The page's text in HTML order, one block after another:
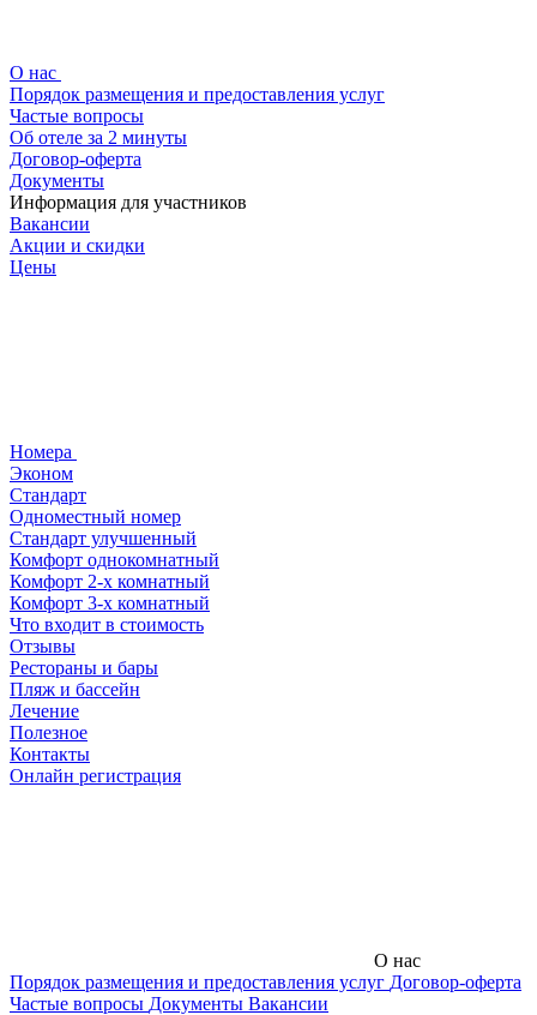
О нас
Порядок размещения и предоставления услуг
Частые вопросы
Об отеле за 2 минуты
Договор-оферта
Документы
Информация для участников
Вакансии
Акции и скидки
Цены
Номера
Эконом
Стандарт
Одноместный номер
Стандарт улучшенный
Комфорт однокомнатный
Комфорт 2-х комнатный
Комфорт 3-х комнатный
Что входит в стоимость
Отзывы
Рестораны и бары
Пляж и бассейн
Лечение
Полезное
Контакты
Онлайн регистрация
О нас
Порядок размещения и предоставления услуг Договор-оферта
Частые вопросы Документы Вакансии